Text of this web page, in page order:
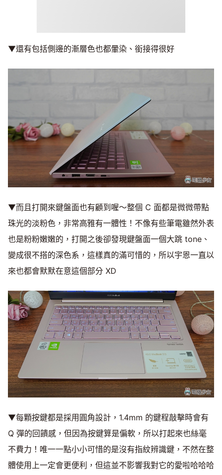
▼還有包括側邊的漸層色也都暈染、銜接得很好
▼而且打開來鍵盤面也有顧到喔～整個 C 面都是微微帶點
珠光的淡粉色，非常高雅有一體性！不像有些筆電雖然外表
也是粉粉嫩嫩的，打開之後卻發現鍵盤面一個大跳 tone、
變成很不搭的深色系，這樣真的滿可惜的，所以宇恩一直以
來也都會默默在意這個部分 XD
▼每顆按鍵都是採用圓角設計，1.4mm 的鍵程敲擊時會有
Q 彈的回饋感，但因為按鍵算是偏軟，所以打起來也絲毫
不費力！唯一一點小小可惜的是沒有指紋辨識鍵，不然在整
體使用上一定會更便利，但這並不影響我對它的愛啦哈哈哈